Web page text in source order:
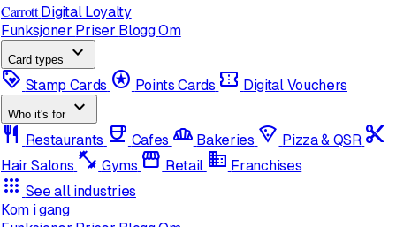
Carrott Digital Loyalty
Funksjoner Priser BloggOm
Card types
expand_more
loyalty Stamp Cards stars Points Cards confirmation_number Digital Vouchers
Who it's for expand_more
restaurant Restaurants coffee Cafes bakery_dining Bakeries local_pizza Pizza & QSR content_cut
Hair Salons fitness_center Gyms storefront Retail domain Franchises
apps See all industries
Kom i gang